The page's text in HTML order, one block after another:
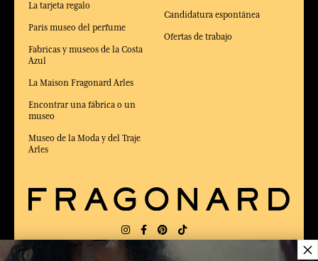
La tarjeta regalo
Paris museo del perfume
Fabricas y museos de la Costa
Azul
La Maison Fragonard Arles
Encontrar una fábrica o un
museo
Museo de la Moda y del Traje
Arles
Candidatura espontánea
Ofertas de trabajo
×